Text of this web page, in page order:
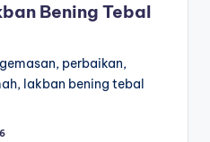
Bening Tebal
perbaikan,
lakban bening tebal